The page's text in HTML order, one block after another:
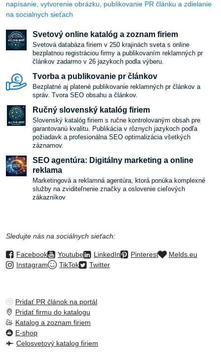
napísanie, vytvorenie obrázku, publikovanie PR článku a zdielanie
na socialnych sieťach
Svetový online katalóg a zoznam firiem
Svetová databáza firiem v 250 krajinách sveta s online
bezplatnou registráciou firmy a publikovaním reklamných pr
článkov zadarmo v 26 jazykoch podla výberu.
Tvorba a publikovanie pr článkov
Bezplatné aj platené publikovanie reklamných pr článkov a
správ. Tvora SEO obsahu a článkov.
Ručný slovenský katalóg firiem
Slovenský katalóg firiem s ručne kontrolovaným obsah pre
garantovanú kvalitu. Publikácia v rôznych jazykoch podľa
požiadavk a profesionálna SEO optimalizácia všetkých
záznamov.
SEO agentúra: Digitálny marketing a online
reklama
Marketingová a reklamná agentúra, ktorá ponúka komplexné
služby na zviditeľnenie značky a oslovenie cieľových
zákazníkov
Sledujte nás na sociálnych sieťach:
Facebook Youtube LinkedIn Pinterest
Melds.eu
Instagram
TikTok Twitter
Pridať PR článok na portál
Pridať firmu do katalogu
Katalog a zoznam firiem
E-shop
Celosvetový katalog firiem